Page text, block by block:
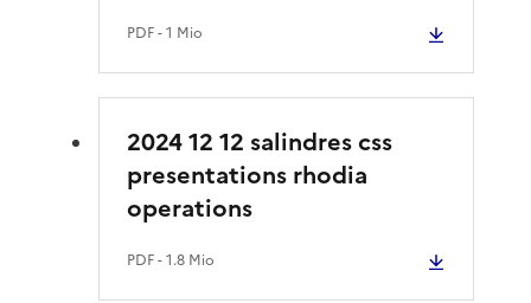
PDF- 1 Mio
2024 12 12 salindres css
presentations rhodia
operations
PDF- 1.8 Mio